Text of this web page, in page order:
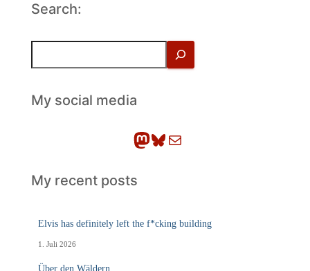
Search:
h
eMy social media
Mastodon Bluesky E-Mail
My recent posts
Elvis has definitely left the f*cking building
1. Juli 2026
Über den Wäldern